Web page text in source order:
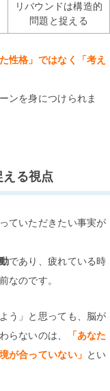
リバウンドは構造的
問題と捉える
性格」ではなく「考え
ンを身につけられま
る視点
ていただきたい事実が
であり、疲れている時
なのです。
う」と思っても、脳が
らないのは、
「あなた
が合っていない」 とい